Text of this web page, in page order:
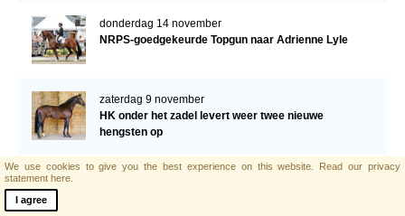
donderdag 14 november
NRPS-goedgekeurde Topgun naar Adrienne Lyle
zaterdag 9 november
HK onder het zadel levert weer twee nieuwe
hengsten op
zaterdag 2 november
We use cookies to give you the best experience on this website. Read our privacy
statement here.
I agree